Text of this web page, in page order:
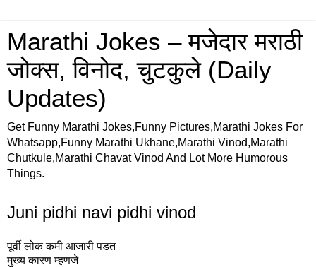
Marathi Jokes – मजेदार मराठी
जोक्स, विनोद, चुटकुले (Daily
Updates)
Get Funny Marathi Jokes,Funny Pictures,Marathi Jokes For
Whatsapp,Funny Marathi Ukhane,Marathi Vinod,Marathi
Chutkule,Marathi Chavat Vinod And Lot More Humorous
Things.
Juni pidhi navi pidhi vinod
पूर्वी लोक कमी आजारी पडत
मुख्य कारण म्हणजे